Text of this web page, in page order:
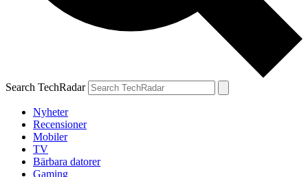
Search TechRadar
Nyheter
Recensioner
Mobiler
TV
Bärbara datorer
Gaming